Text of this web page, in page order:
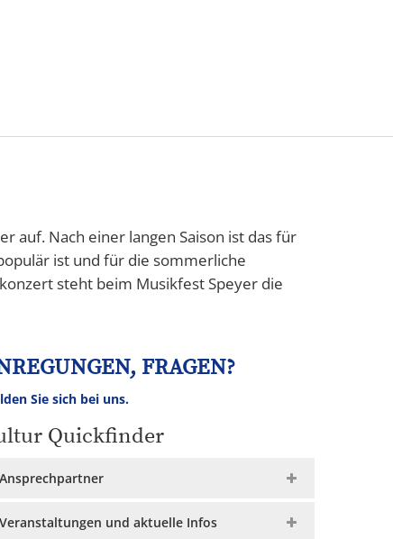
auf. Nach einer langen Saison ist das für
ist und für die sommerliche
steht beim Musikfest Speyer die
FRAGEN?
Sie sich bei uns.
Quickfinder
Ansprechpartner
Veranstaltungen und aktuelle Infos